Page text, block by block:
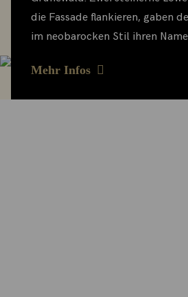
die Fassade flankieren, gaben
im neobarocken Stil ihren
Mehr Infos